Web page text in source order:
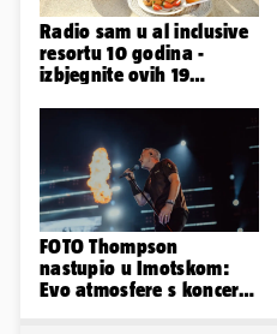
Radio sam u al inclusive
resortu 10 godina -
izbjegnite ovih 19
FOTO Thompson
nastupio u Imotskom:
Evo atmosfere s koncerta